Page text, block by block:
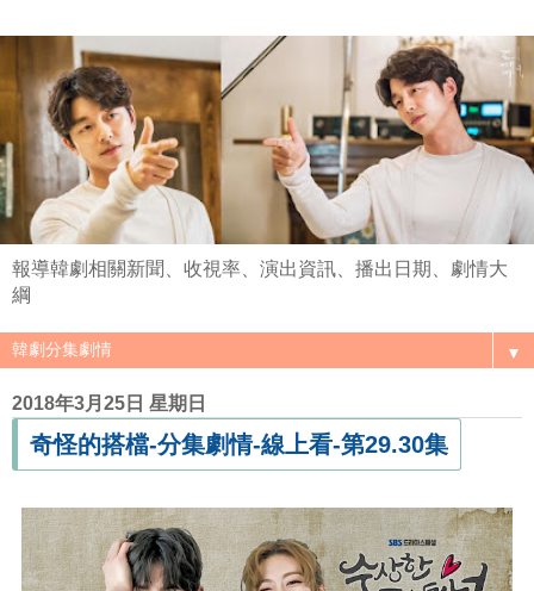
報導韓劇相關新聞、收視率、演出資訊、播出日期、劇情大
綱
▼
2018年3月25日 星期日
奇怪的搭檔-分集劇情-線上看-第29.30集